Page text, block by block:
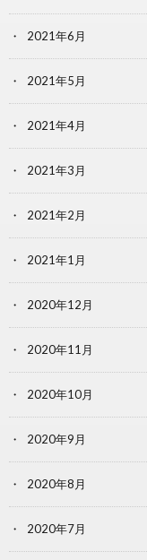
2021年6月
2021年5月
2021年4月
2021年3月
2021年2月
2021年1月
2020年12月
2020年11月
2020年10月
2020年9月
2020年8月
2020年7月